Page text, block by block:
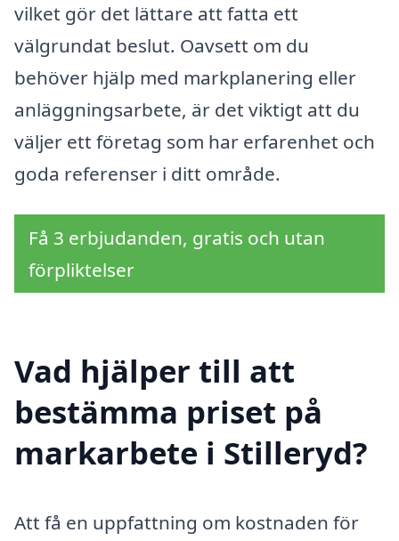
vilket gör det lättare att fatta ett
välgrundat beslut. Oavsett om du
behöver hjälp med markplanering eller
anläggningsarbete, är det viktigt att du
väljer ett företag som har erfarenhet och
goda referenser i ditt område.
Få 3 erbjudanden, gratis och utan
förpliktelser
Vad hjälper till att
bestämma priset på
markarbete i Stilleryd?
Att få en uppfattning om kostnaden för